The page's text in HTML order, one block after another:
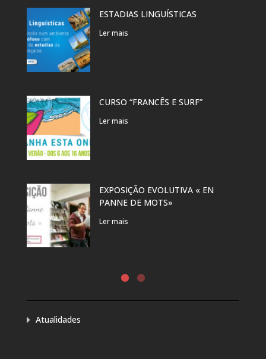
ESTADIAS LINGUÍSTICAS
Ler mais
CURSO “FRANCÊS E SURF”
Ler mais
EXPOSIÇÃO EVOLUTIVA « EN
PANNE DE MOTS»
Ler mais
Atualidades